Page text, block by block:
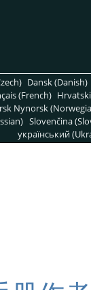
Dansk (Danish)
(French)
Nynorsk
Slovenčina
український